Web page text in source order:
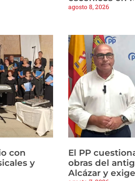
agosto 8, 2026
con
y
El PP
obras del
Alcázar y